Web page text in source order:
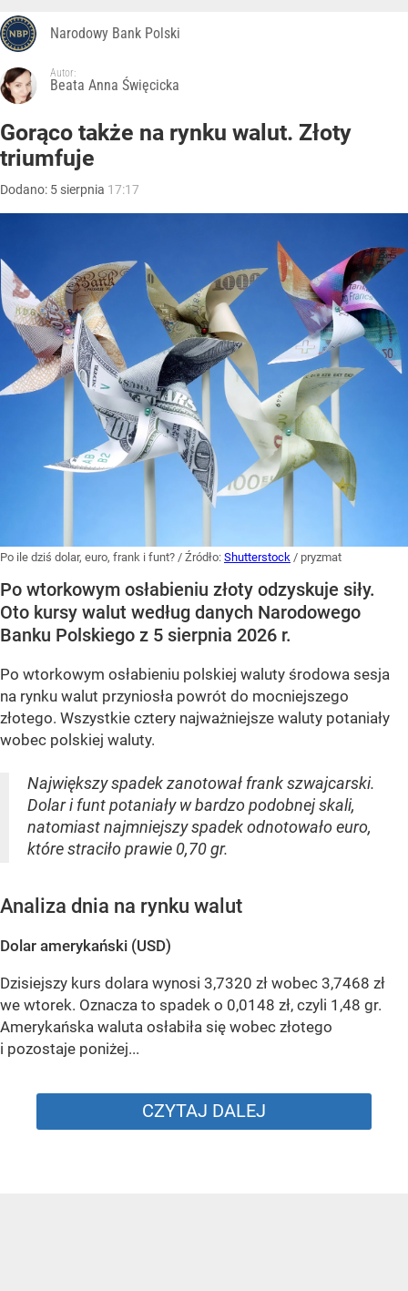
Narodowy Bank Polski
Autor:
Beata Anna Święcicka
Gorąco także na rynku walut. Złoty
triumfuje
Dodano: 5 sierpnia 17:17
Po ile dziś dolar, euro, frank i funt? / Źródło: Shutterstock / pryzmat
Po wtorkowym osłabieniu złoty odzyskuje siły.
Oto kursy walut według danych Narodowego
Banku Polskiego z 5 sierpnia 2026 r.
Po wtorkowym osłabieniu polskiej waluty środowa sesja
na rynku walut przyniosła powrót do mocniejszego
złotego. Wszystkie cztery najważniejsze waluty potaniały
wobec polskiej waluty.
Największy spadek zanotował frank szwajcarski.
Dolar i funt potaniały w bardzo podobnej skali,
natomiast najmniejszy spadek odnotowało euro,
które straciło prawie 0,70 gr.
Analiza dnia na rynku walut
Dolar amerykański (USD)
Dzisiejszy kurs dolara wynosi 3,7320 zł wobec 3,7468 zł
we wtorek. Oznacza to spadek o 0,0148 zł, czyli 1,48 gr.
Amerykańska waluta osłabiła się wobec złotego
i pozostaje poniżej...
CZYTAJ DALEJ